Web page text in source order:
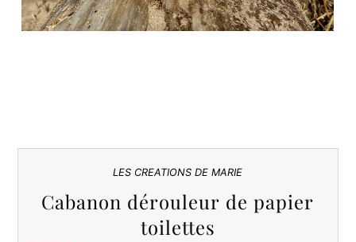
LES CREATIONS DE MARIE
Cabanon dérouleur de papier
toilettes